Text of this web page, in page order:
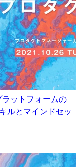
ットフォームの
ルとマインドセッ